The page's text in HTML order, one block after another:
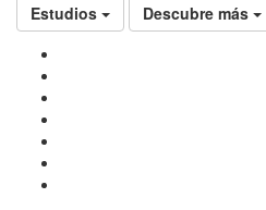
Estudios
Descubre más